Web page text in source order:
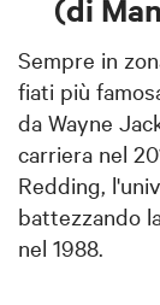
(di
Sempre in
fiati più
da Wayne
carriera nel
Redding,
battezzando
nel 1988.